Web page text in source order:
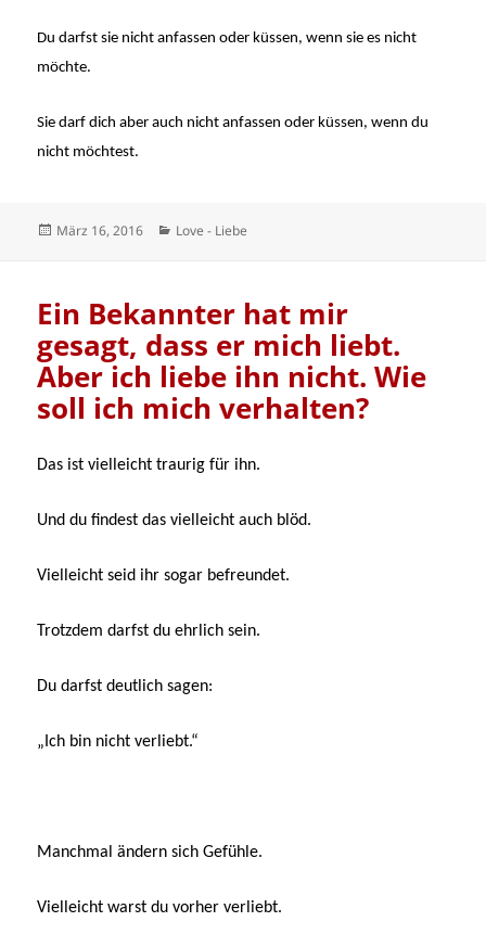
Du darfst sie nicht anfassen oder küssen, wenn sie es nicht
möchte.
Sie darf dich aber auch nicht anfassen oder küssen, wenn du
nicht möchtest.
Veröffentlicht
März 16, 2016 Kategorien
Love - Liebe
Ein Bekannter hat mir
gesagt, dass er mich liebt.
Aber ich liebe ihn nicht. Wie
soll ich mich verhalten?
Das ist vielleicht traurig für ihn.
Und du findest das vielleicht auch blöd.
Vielleicht seid ihr sogar befreundet.
Trotzdem darfst du ehrlich sein.
Du darfst deutlich sagen:
„Ich bin nicht verliebt.“
Manchmal ändern sich Gefühle.
Vielleicht warst du vorher verliebt.